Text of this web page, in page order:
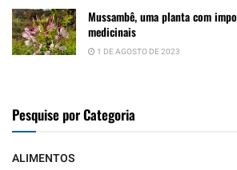
Mussambê, uma planta com
medicinais
1 DE AGOSTO DE 2023
Pesquise por Categoria
ALIMENTOS